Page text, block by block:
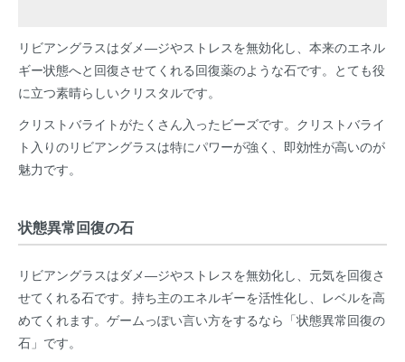
リビアングラスはダメ―ジやストレスを無効化し、本来のエネル
ギー状態へと回復させてくれる回復薬のような石です。とても役
に立つ素晴らしいクリスタルです。
クリストバライトがたくさん入ったビーズです。クリストバライ
ト入りのリビアングラスは特にパワーが強く、即効性が高いのが
魅力です。
状態異常回復の石
リビアングラスはダメ―ジやストレスを無効化し、元気を回復さ
せてくれる石です。持ち主のエネルギーを活性化し、レベルを高
めてくれます。ゲームっぽい言い方をするなら「状態異常回復の
石」です。